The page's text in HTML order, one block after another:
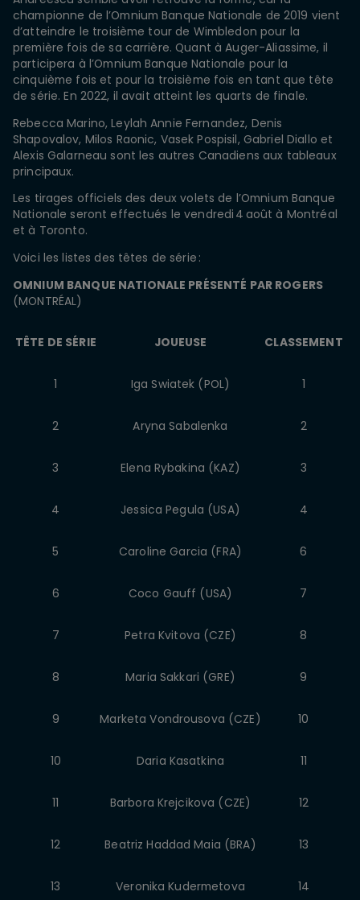
championne de l’Omnium Banque Nationale de 2019 vient
d’atteindre le troisième tour de Wimbledon pour la
première fois de sa carrière. Quant à Auger-Aliassime, il
participera à l’Omnium Banque Nationale pour la
cinquième fois et pour la troisième fois en tant que tête
de série. En 2022, il avait atteint les quarts de finale.
Rebecca Marino, Leylah Annie Fernandez, Denis
Shapovalov, Milos Raonic, Vasek Pospisil, Gabriel Diallo et
Alexis Galarneau sont les autres Canadiens aux tableaux
principaux.
Les tirages officiels des deux volets de l’Omnium Banque
Nationale seront effectués le vendredi 4 août à Montréal
et à Toronto.
Voici les listes des têtes de série :
OMNIUM BANQUE NATIONALE PRÉSENTÉ PAR ROGERS
(MONTRÉAL)
TÊTE DE SÉRIE JOUEUSE CLASSEMENT
1 Iga Swiatek (POL) 1
2 Aryna Sabalenka 2
3 Elena Rybakina (KAZ) 3
4 Jessica Pegula (USA) 4
5 Caroline Garcia (FRA) 6
6 Coco Gauff (USA) 7
7 Petra Kvitova (CZE) 8
8 Maria Sakkari (GRE) 9
9 Marketa Vondrousova (CZE) 10
10 Daria Kasatkina 11
11 Barbora Krejcikova (CZE) 12
12 Beatriz Haddad Maia (BRA) 13
13 Veronika Kudermetova 14